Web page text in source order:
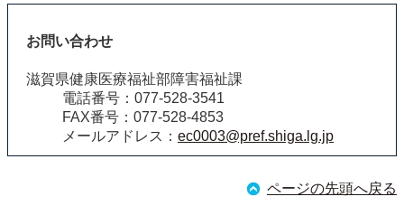
お問い合わせ
滋賀県健康医療福祉部障害福祉課
電話番号：077-528-3541
FAX番号：077-528-4853
メールアドレス： ec0003@pref.shiga.lg.jp
ページの先頭へ戻る